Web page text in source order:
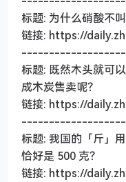
标题: 为什么硝酸不叫
链接: https://
标题: 既然木头就可
成木炭售卖呢？
链接: https://
标题: 我国的「斤」
恰好是 500 克？
链接: https://